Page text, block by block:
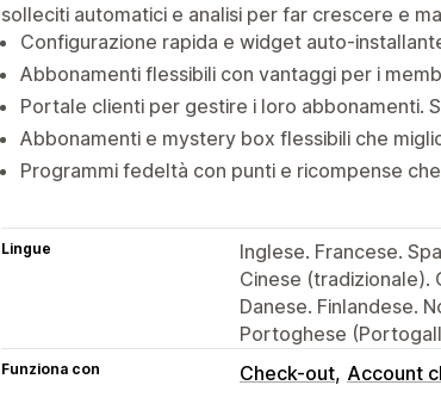
solleciti automatici e analisi per far crescere e
Configurazione rapida e widget auto-
Abbonamenti flessibili con vantaggi per i
Portale clienti per gestire i loro abbonamenti.
Abbonamenti e mystery box flessibili che
Programmi fedeltà con punti e ricompense
Lingue
Inglese. Francese.
Cinese (tradizionale).
Danese. Finlandese.
Portoghese
Funziona con Check-out Account